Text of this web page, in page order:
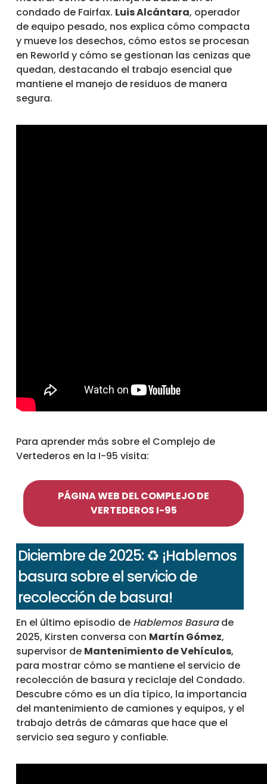
condado de Fairfax. Luis Alcántara, operador
de equipo pesado, nos explica cómo compacta
y mueve los desechos, cómo estos se procesan
en Reworld y cómo se gestionan las cenizas que
quedan, destacando el trabajo esencial que
mantiene el manejo de residuos de manera
segura.
Para aprender más sobre el Complejo de
Vertederos en la I-95 visita:
PÁGINA WEB DEL COMPLEJO DE
VERTEDEROS I-95
Diciembre de 2025: ♻️ ¡Hablemos
basura sobre el servicio de
recolección de basura!
En el último episodio de Hablemos Basurade
2025, Kirsten conversa con Martín Gómez,
supervisor de Mantenimiento de Vehículos,
para mostrar cómo se mantiene el servicio de
recolección de basura y reciclaje del Condado.
Descubre cómo es un día típico, la importancia
del mantenimiento de camiones y equipos, y el
trabajo detrás de cámaras que hace que el
servicio sea seguro y confiable.